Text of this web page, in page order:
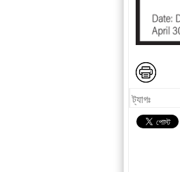
ট্যাগঃ